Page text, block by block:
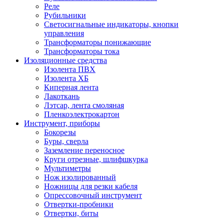
Реле
Рубильники
Светосигнальные индикаторы, кнопки
управления
Трансформаторы понижающие
Трансформаторы тока
Изоляционные средства
Изолента ПВХ
Изолента ХБ
Киперная лента
Лакоткань
Лэтсар, лента смоляная
Пленкоэлектрокартон
Инструмент, приборы
Бокорезы
Буры, сверла
Заземление переносное
Круги отрезные, шлифшкурка
Мультиметры
Нож изолированный
Ножницы для резки кабеля
Опрессовочный инструмент
Отвертки-пробники
Отвертки, биты